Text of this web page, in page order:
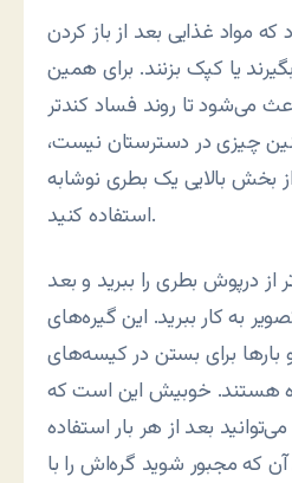
مواد غذایی بعد از باز کردن
یا کپک بزنند. برای همین
می‌شود تا روند فساد کندتر
چیزی در دسترستان نیست،
بخش بالایی یک بطری نوشابه
استفاده کنید.
از درپوش بطری را ببرید و بعد
به کار ببرید. این گیره‌های
بارها برای بستن در کیسه‌های
هستند. خوبیش این است که
بعد از هر بار استفاده
آن که مجبور شوید گره‌اش را با